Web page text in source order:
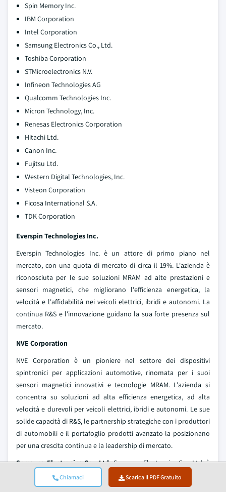
Chiamaci Scarica Il PDF Gratuito
Spin Memory Inc.
IBM Corporation
Intel Corporation
Samsung Electronics Co., Ltd.
Toshiba Corporation
STMicroelectronics N.V.
Infineon Technologies AG
Qualcomm Technologies Inc.
Micron Technology, Inc.
Renesas Electronics Corporation
Hitachi Ltd.
Canon Inc.
Fujitsu Ltd.
Western Digital Technologies, Inc.
Visteon Corporation
Ficosa International S.A.
TDK Corporation
Everspin Technologies Inc.
Everspin Technologies Inc. è un attore di primo piano nel
mercato, con una quota di mercato di circa il 19%. L'azienda è
riconosciuta per le sue soluzioni MRAM ad alte prestazioni e
sensori magnetici, che migliorano l'efficienza energetica, la
velocità e l'affidabilità nei veicoli elettrici, ibridi e autonomi. La
continua R&S e l'innovazione guidano la sua forte presenza sul
mercato.
NVE Corporation
NVE Corporation è un pioniere nel settore dei dispositivi
spintronici per applicazioni automotive, rinomata per i suoi
sensori magnetici innovativi e tecnologie MRAM. L'azienda si
concentra su soluzioni ad alta efficienza energetica, ad alta
velocità e durevoli per veicoli elettrici, ibridi e autonomi. Le sue
solide capacità di R&S, le partnership strategiche con i produttori
di automobili e il portafoglio prodotti avanzato la posizionano
per una crescita continua e la leadership di mercato.
Samsung Electronics Co., Ltd.Samsung Electronics Co., Ltd. è
un attore chiave nel mercato, focalizzato sullo sviluppo di
soluzioni MRAM avanzate, sensori magnetici ad alte prestazioni e